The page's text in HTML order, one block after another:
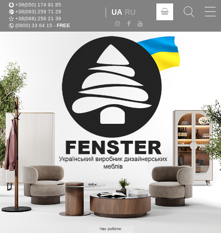
+38(050) 174 91 85
+38(063) 259 71 29
+38(068) 256 21 39
(0800) 33 64 15 - FREE
UA RU